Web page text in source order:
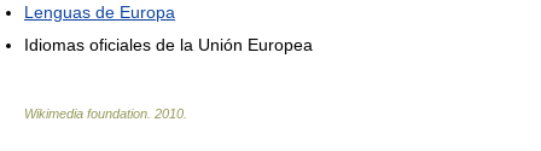
Lenguas de Europa
Idiomas oficiales de la Unión Europea
Wikimedia foundation 2010